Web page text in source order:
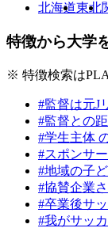
北海道東北
特徴から大学
※ 特徴検索は
#監督は元J
#監督との
#学生主体
#スポンサ
#地域の子
#協賛企業
#卒業後サ
#我がサッ